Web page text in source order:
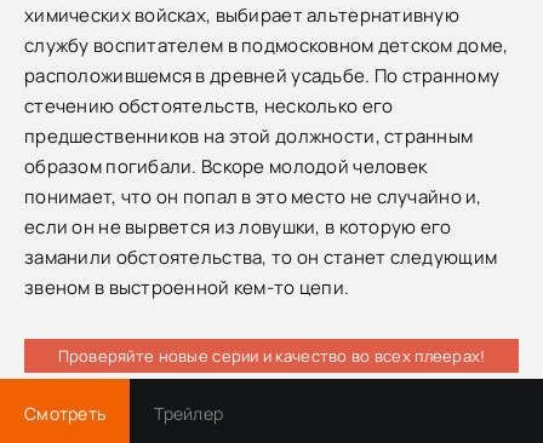
химических войсках, выбирает альтернативную
службу воспитателем в подмосковном детском доме,
расположившемся в древней усадьбе. По странному
стечению обстоятельств, несколько его
предшественников на этой должности, странным
образом погибали. Вскоре молодой человек
понимает, что он попал в это место не случайно и,
если он не вырвется из ловушки, в которую его
заманили обстоятельства, то он станет следующим
звеном в выстроенной кем-то цепи.
Проверяйте новые серии и качество во всех плеерах!
Смотреть Трейлер